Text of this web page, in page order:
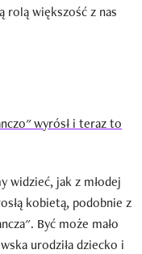
rolą większość z nas
wyrósł i teraz to
widzieć, jak z młodej
kobietą, podobnie z
Być może mało
urodziła dziecko i